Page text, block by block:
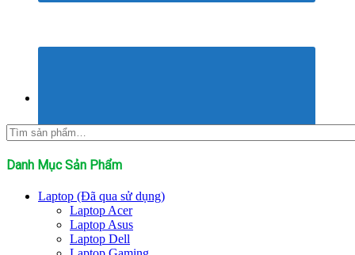
Tìm
kiếm:
Danh Mục Sản Phẩm
Laptop (Đã qua sử dụng)
Laptop Acer
Laptop Asus
Laptop Dell